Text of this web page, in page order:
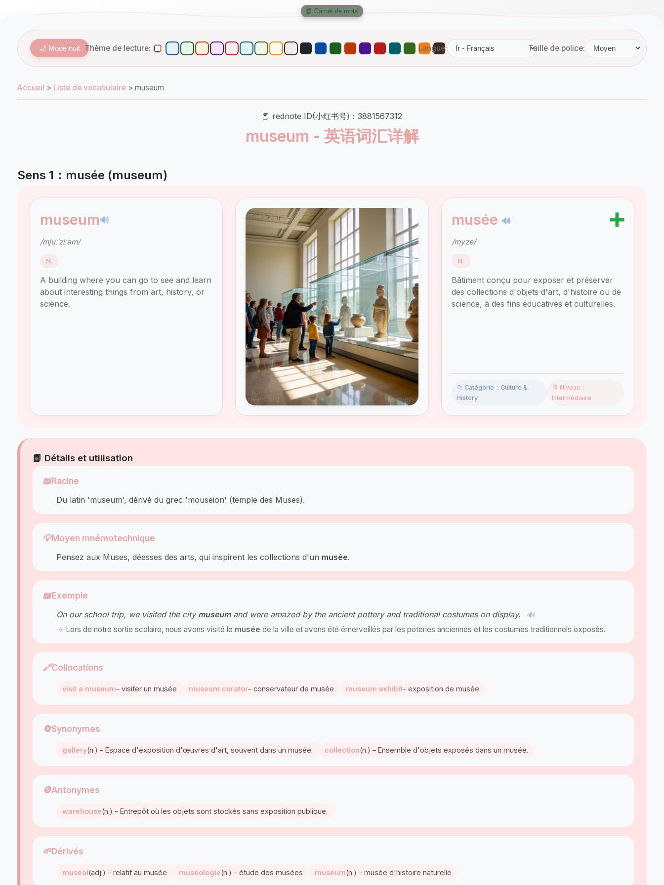
🌙 Mode nuit Thème de lecture: Langue: Taille de police:
Accueil > Liste de vocabulaire > museum
📕 rednote ID(小红书号)：3881567312
museum - 英语词汇详解
Sens 1：musée (museum)
museum🔊
/mjuːˈziːəm/
N.
A building where you can go to see and learn
about interesting things from art, history, or
science.
musée 🔊 ➕
/myze/
N.
Bâtiment conçu pour exposer et préserver
des collections d'objets d'art, d'histoire ou de
science, à des fins éducatives et culturelles.
📁 Catégorie：Culture &
History
🔖 Niveau：
Intermédiaire
📘 Détails et utilisation
📖Racine
Du latin 'museum', dérivé du grec 'mouseion' (temple des Muses).
💡Moyen mnémotechnique
Pensez aux Muses, déesses des arts, qui inspirent les collections d'un musée.
📖Exemple
On our school trip, we visited the city museumand were amazed by the ancient pottery and traditional costumes on display. 🔊
Lors de notre sortie scolaire, nous avons visité le musée de la ville et avons été émerveillés par les poteries anciennes et les costumes traditionnels exposés.
🔗Collocations
visit a museum– visiter un musée museum curator– conservateur de musée museum exhibit– exposition de musée
🔄Synonymes
gallery(n.) – Espace d'exposition d'œuvres d'art, souvent dans un musée. collection(n.) – Ensemble d'objets exposés dans un musée.
🚫Antonymes
warehouse(n.) – Entrepôt où les objets sont stockés sans exposition publique.
🌱Dérivés
muséal(adj.) – relatif au musée muséologie(n.) – étude des musées muséum(n.) – musée d'histoire naturelle
📘 Carnet de mots